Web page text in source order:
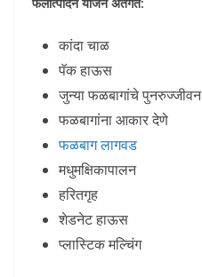
कांदा चाळ
पॅक हाऊस
जुन्या फळबागांचे पुनरुज्जीवन
फळबागांना आकार देणे
फळबाग लागवड
मधुमक्षिकापालन
हरितगृह
शेडनेट हाऊस
प्लास्टिक मल्चिंग